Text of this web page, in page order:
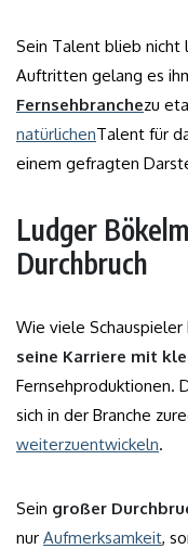
Sein Talent blieb nicht
Auftritten gelang es
Fernsehbranchezu
natürlichenTalent für
einem gefragten
Ludger
Durchbruch
Wie viele Schauspieler
seine Karriere mit
Fernsehproduktionen.
sich in der Branche
weiterzuentwickeln.
Sein großer
nur Aufmerksamkeit,